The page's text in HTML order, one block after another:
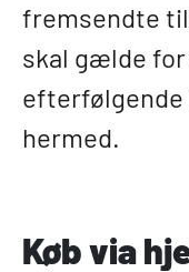
fremsendte
skal gælde
efterfølgende
hermed.
Køb via